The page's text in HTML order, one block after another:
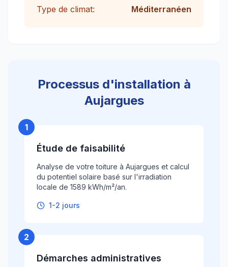
Type de climat:
Méditerranéen
Processus d'installation à
Aujargues
1
Étude de faisabilité
Analyse de votre toiture à Aujargues et calcul
du potentiel solaire basé sur l'irradiation
locale de 1589 kWh/m²/an.
1-2 jours
2
Démarches administratives